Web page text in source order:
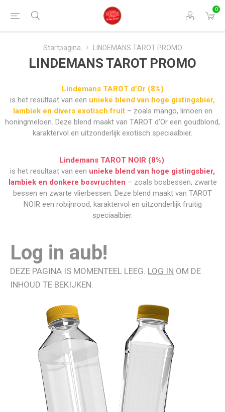
0
Startpagina LINDEMANS TAROT PROMO
LINDEMANS TAROT PROMO
Lindemans TAROT d’Or (8%)
is het resultaat van een unieke blend van hoge gistingsbier,
lambiek en divers exotisch fruit– zoals mango, limoen en
honingmeloen. Deze blend maakt van TAROT d’Or een goudblond,
karaktervol en uitzonderlijk exotisch speciaalbier.
Lindemans TAROT NOIR (8%)
is het resultaat van een unieke blend van hoge gistingsbier,
lambiek en donkere bosvruchten – zoals bosbessen, zwarte
bessen en zwarte vlierbessen. Deze blend maakt van TAROT
NOIR een robijnrood, karaktervol en uitzonderlijk fruitig
speciaalbier.
Log in aub!
DEZE PAGINA IS MOMENTEEL LEEG. LOG IN OM DE
INHOUD TE BEKIJKEN.